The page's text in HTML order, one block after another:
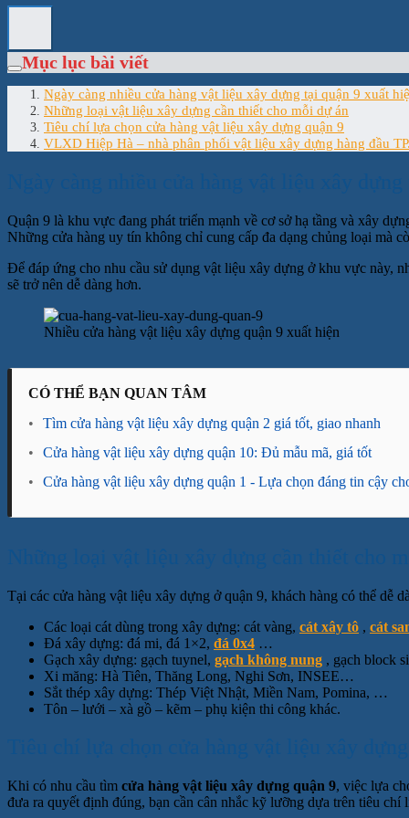
Mục lục bài viết
Ngày càng nhiều cửa hàng vật liệu xây dựng tại quận 9 xuất
Những loại vật liệu xây dựng cần thiết cho mỗi dự án
Tiêu chí lựa chọn cửa hàng vật liệu xây dựng quận 9
VLXD Hiệp Hà – nhà phân phối vật liệu xây dựng hàng đầu
Quận 9 là khu vực đang phát triển mạnh về cơ sở hạ tầng và xây
Những cửa hàng uy tín không chỉ cung cấp đa dạng chủng loại mà
Để đáp ứng cho nhu cầu sử dụng vật liệu xây dựng ở khu vực này,
sẽ trở nên dễ dàng hơn.
Nhiều cửa hàng vật liệu xây dựng quận 9 xuất hiện
CÓ THỂ BẠN QUAN TÂM
•
Tìm cửa hàng vật liệu xây dựng quận 2 giá tốt, giao nhanh
•
Cửa hàng vật liệu xây dựng quận 10: Đủ mẫu mã, giá tốt
•
Cửa hàng vật liệu xây dựng quận 1 - Lựa chọn đáng tin cậy
Tại các cửa hàng vật liệu xây dựng ở quận 9, khách hàng có thể dễ
Các loại cát dùng trong xây dựng: cát vàng, cát xây tô , cát
Đá xây dựng: đá mi, đá 1×2, đá 0x4 …
Gạch xây dựng: gạch tuynel, gạch không nung , gạch block
Xi măng: Hà Tiên, Thăng Long, Nghi Sơn, INSEE…
Sắt thép xây dựng: Thép Việt Nhật, Miền Nam, Pomina, …
Tôn – lưới – xà gồ – kẽm – phụ kiện thi công khác.
Khi có nhu cầu tìm cửa hàng vật liệu xây dựng quận 9, việc lựa
đưa ra quyết định đúng, bạn cần cân nhắc kỹ lưỡng dựa trên tiêu